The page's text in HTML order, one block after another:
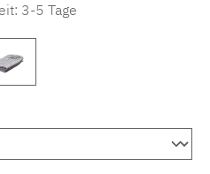
3-5 Tage